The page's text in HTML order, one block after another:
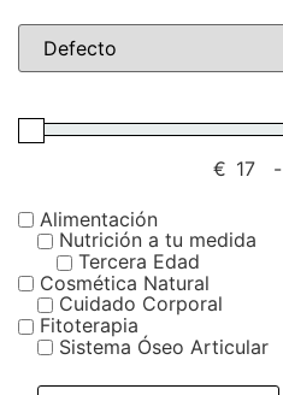
€ -
Alimentación
Nutrición a tu medida
Tercera Edad
Cosmética Natural
Cuidado Corporal
Fitoterapia
Sistema Óseo Articular